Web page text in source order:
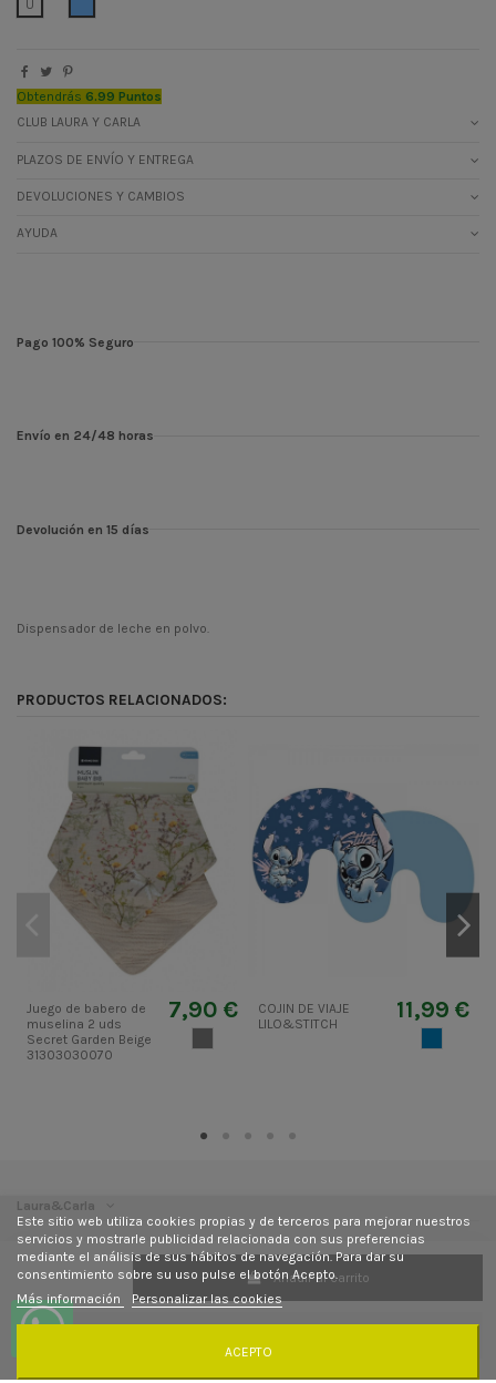
U
Añadir al carrito
Obtendrás 6.99 Puntos
CLUB LAURA Y CARLA
PLAZOS DE ENVÍO Y ENTREGA
DEVOLUCIONES Y CAMBIOS
AYUDA
Pago 100% Seguro
Envío en 24/48 horas
Devolución en 15 días
Dispensador de leche en polvo.
Codigo
PRODUCTOS RELACIONADOS:
Juego de babero de
muselina 2 uds
Secret Garden Beige
31303030070
7,90 €
COJIN DE VIAJE
LILO&STITCH
11,99 €
Laura&Carla
Contacto
Este sitio web utiliza cookies propias y de terceros para mejorar nuestros
servicios y mostrarle publicidad relacionada con sus preferencias
mediante el análisis de sus hábitos de navegación. Para dar su
consentimiento sobre su uso pulse el botón Acepto.
Más información
Personalizar las cookies
ACEPTO
Síguenos